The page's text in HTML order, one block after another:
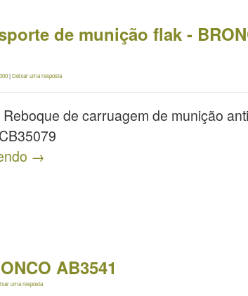
de munição flak -
|Deixar uma resposta
de carruagem de munição
→
AB3541
uma resposta